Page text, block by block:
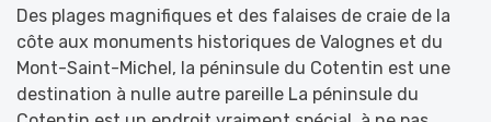
Des plages magnifiques et des falaises de craie de la
côte aux monuments historiques de Valognes et du
Mont-Saint-Michel, la péninsule du Cotentin est une
destination à nulle autre pareille La péninsule du